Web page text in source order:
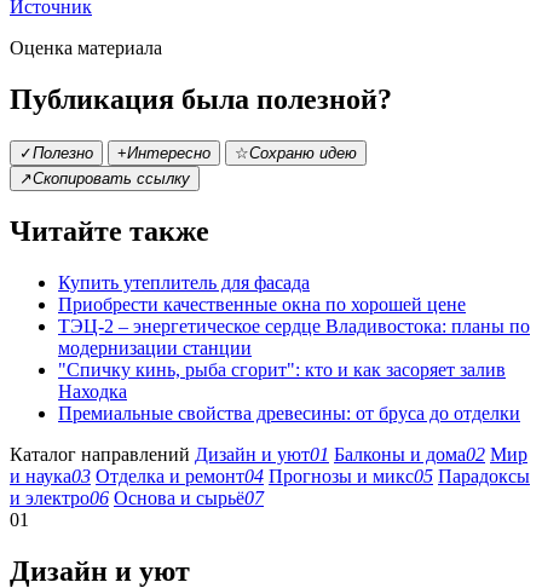
Источник
Оценка материала
Публикация была полезной?
✓Полезно +Интересно ☆Сохраню идею
↗Скопировать ссылку
Читайте также
Купить утеплитель для фасада
Приобрести качественные окна по хорошей цене
ТЭЦ-2 – энергетическое сердце Владивостока: планы по
модернизации станции
"Спичку кинь, рыба сгорит": кто и как засоряет залив
Находка
Премиальные свойства древесины: от бруса до отделки
Каталог направлений Дизайн и уют01 Балконы и дома02 Мир
и наука03 Отделка и ремонт04 Прогнозы и микс05 Парадоксы
и электро06 Основа и сырьё07
01
Дизайн и уют